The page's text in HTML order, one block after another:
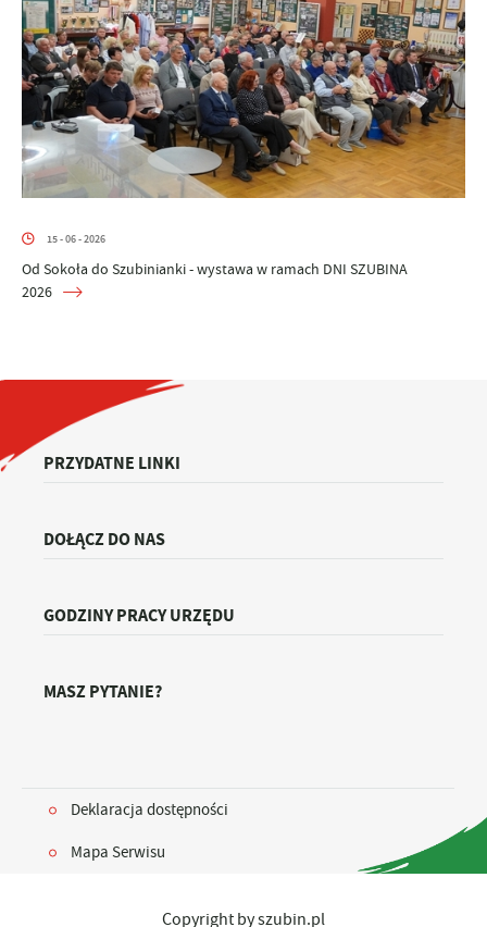
15 - 06 - 2026
Od Sokoła do Szubinianki - wystawa w ramach DNI SZUBINA
2026
PRZYDATNE LINKI
DOŁĄCZ DO NAS
GODZINY PRACY URZĘDU
MASZ PYTANIE?
Deklaracja dostępności
Mapa Serwisu
Copyright by szubin.pl